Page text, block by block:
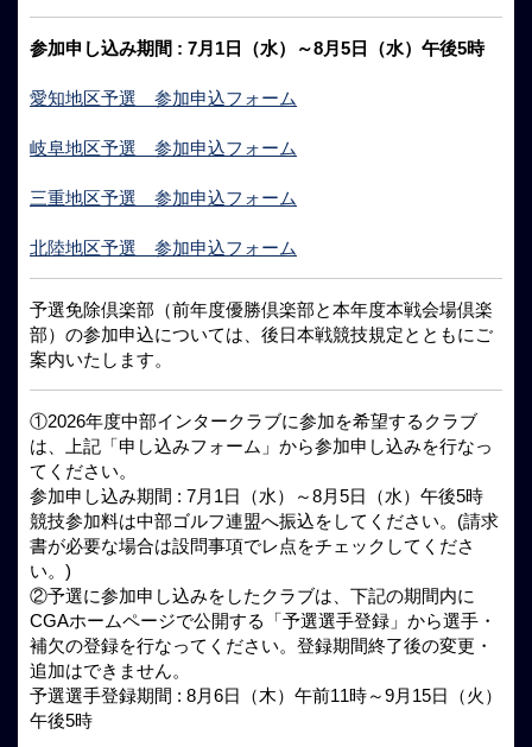
参加申し込み期間 : 7月1日（水）～8月5日（水）午後5時
愛知地区予選 参加申込フォーム
岐阜地区予選 参加申込フォーム
三重地区予選 参加申込フォーム
北陸地区予選 参加申込フォーム
予選免除倶楽部（前年度優勝倶楽部と本年度本戦会場倶楽
部）の参加申込については、後日本戦競技規定とともにご
案内いたします。
①2026年度中部インタークラブに参加を希望するクラブ
は、上記「申し込みフォーム」から参加申し込みを行なっ
てください。
参加申し込み期間 : 7月1日（水）～8月5日（水）午後5時
競技参加料は中部ゴルフ連盟へ振込をしてください。(請求
書が必要な場合は設問事項でレ点をチェックしてくださ
い。)
②予選に参加申し込みをしたクラブは、下記の期間内に
CGAホームページで公開する「予選選手登録」から選手・
補欠の登録を行なってください。登録期間終了後の変更・
追加はできません。
予選選手登録期間 : 8月6日（木）午前11時～9月15日（火）
午後5時